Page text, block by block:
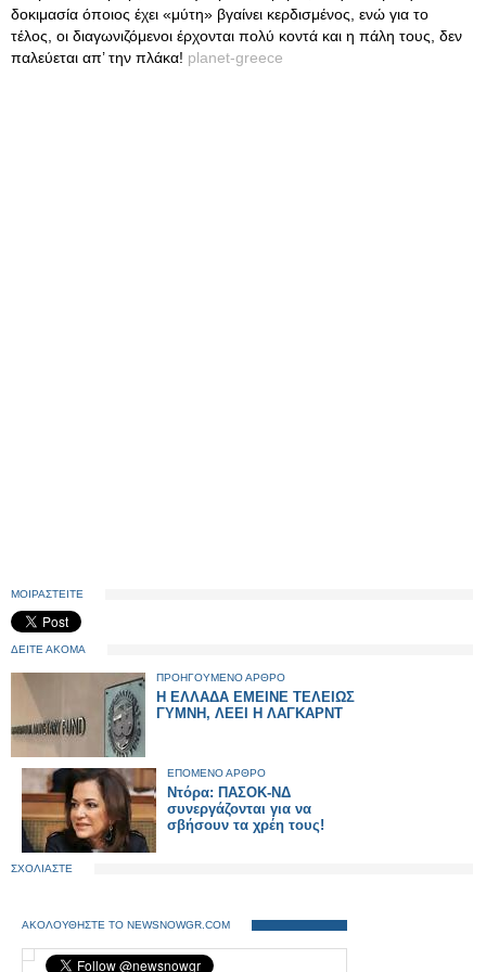
δοκιμασία όποιος έχει «μύτη» βγαίνει κερδισμένος, ενώ για το
τέλος, οι διαγωνιζόμενοι έρχονται πολύ κοντά και η πάλη τους, δεν
παλεύεται απ’ την πλάκα! planet-greece
ΜΟΙΡΑΣΤΕΙΤΕ
ΔΕΙΤΕ ΑΚΟΜΑ
ΠΡΟΗΓΟΥΜΕΝΟ ΑΡΘΡΟ
Η ΕΛΛΑΔΑ ΕΜΕΙΝΕ ΤΕΛΕΙΩΣ
ΓΥΜΝΗ, ΛΕΕΙ Η ΛΑΓΚΑΡΝΤ
ΕΠΟΜΕΝΟ ΑΡΘΡΟ
Ντόρα: ΠΑΣΟΚ-ΝΔ
συνεργάζονται για να
σβήσουν τα χρέη τους!
ΣΧΟΛΙΑΣΤΕ
ΑΚΟΛΟΥΘΗΣΤΕ ΤΟ NEWSNOWGR.COM